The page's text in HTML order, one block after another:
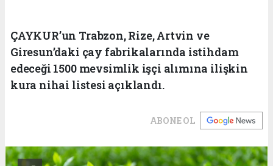
ÇAYKUR’un Trabzon, Rize, Artvin ve
Giresun’daki çay fabrikalarında istihdam
edeceği 1500 mevsimlik işçi alımına ilişkin
kura nihai listesi açıklandı.
ABONE OL